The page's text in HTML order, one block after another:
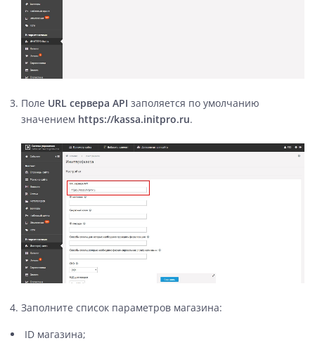
Поле URL сервера API заполяется по умолчанию
значением https://kassa.initpro.ru.
Заполните список параметров магазина:
ID магазина;